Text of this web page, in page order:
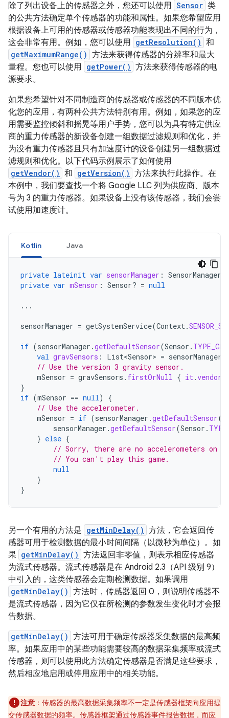
除了列出设备上的传感器之外，您还可以使用 Sensor 类
的公共方法确定单个传感器的功能和属性。如果您希望应用
根据设备上可用的传感器或传感器功能表现出不同的行为，
这会非常有用。例如，您可以使用 getResolution() 和
getMaximumRange() 方法来获得传感器的分辨率和最大
量程。您也可以使用 getPower() 方法来获得传感器的电
源要求。
如果您希望针对不同制造商的传感器或传感器的不同版本优
化您的应用，有两种公共方法特别有用。例如，如果您的应
用需要监控倾斜和摇晃等用户手势，您可以为具有特定供应
商的重力传感器的新设备创建一组数据过滤规则和优化，并
为没有重力传感器且只有加速度计的设备创建另一组数据过
滤规则和优化。以下代码示例展示了如何使用
getVendor() 和 getVersion() 方法来执行此操作。在
本例中，我们要查找一个将 Google LLC 列为供应商、版本
号为 3 的重力传感器。如果设备上没有该传感器，我们会尝
试使用加速度计。
Kotlin Java
private lateinit var sensorManager : SensorManager
private var mSensor : Sensor? = null
...
sensorManager = getSystemService(Context.
if (sensorManager .getDefaultSensor(Sensor .
val gravSensors : List<Sensor> = sensorManager
// Use the version 3 gravity sensor.
mSensor = gravSensors . firstOrNull { it.vendor
}
if (mSensor == null)
{
// Use the accelerometer.
mSensor = if (sensorManager .getDefaultSensor(
sensorManager .getDefaultSensor(Sensor .
} else {
// Sorry, there are no accelerometers on
// You can't play this game.
null
}
}
另一个有用的方法是 getMinDelay() 方法，它会返回传
感器可用于检测数据的最小时间间隔（以微秒为单位）。如
果 getMinDelay() 方法返回非零值，则表示相应传感器
为流式传感器。流式传感器是在 Android 2.3（API 级别 9）
中引入的，这类传感器会定期检测数据。如果调用
getMinDelay() 方法时，传感器返回 0，则说明传感器不
是流式传感器，因为它仅在所检测的参数发生变化时才会报
告数据。
getMinDelay() 方法可用于确定传感器采集数据的最高频
率。如果应用中的某些功能需要较高的数据采集频率或流式
传感器，则可以使用此方法确定传感器是否满足这些要求，
然后相应地启用或停用应用中的相关功能。
注意 ：传感器的最高数据采集频率不一定是传感器框架向应用提
交传感器数据的频率。传感器框架通过传感器事件报告数据，而应